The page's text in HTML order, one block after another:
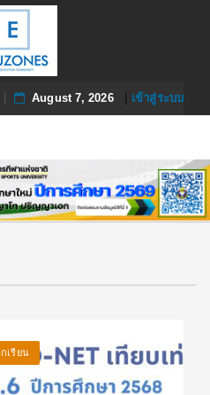
August 7, 2026| เข้าสู่ระบบ
เรียน